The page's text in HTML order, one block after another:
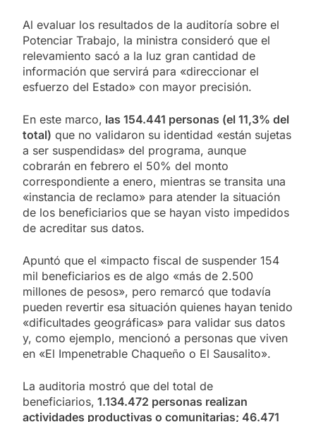
Al evaluar los resultados de la auditoría sobre el
Potenciar Trabajo, la ministra consideró que el
relevamiento sacó a la luz gran cantidad de
información que servirá para «direccionar el
esfuerzo del Estado» con mayor precisión.
En este marco, las 154.441 personas (el 11,3% del
total) que no validaron su identidad «están sujetas
a ser suspendidas» del programa, aunque
cobrarán en febrero el 50% del monto
correspondiente a enero, mientras se transita una
«instancia de reclamo» para atender la situación
de los beneficiarios que se hayan visto impedidos
de acreditar sus datos.
Apuntó que el «impacto fiscal de suspender 154
mil beneficiarios es de algo «más de 2.500
millones de pesos», pero remarcó que todavía
pueden revertir esa situación quienes hayan tenido
«dificultades geográficas» para validar sus datos
y, como ejemplo, mencionó a personas que viven
en «El Impenetrable Chaqueño o El Sausalito».
La auditoria mostró que del total de
beneficiarios, 1.134.472 personas realizan
actividades productivas o comunitarias; 46.471